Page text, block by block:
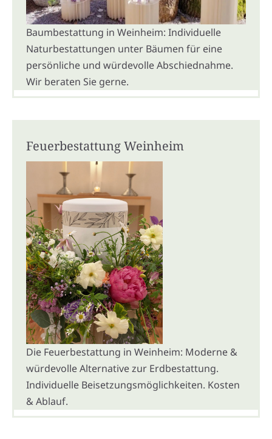
Baumbestattung in Weinheim: Individuelle
Naturbestattungen unter Bäumen für eine
persönliche und würdevolle Abschiednahme.
Wir beraten Sie gerne.
Feuerbestattung Weinheim
Die Feuerbestattung in Weinheim: Moderne &
würdevolle Alternative zur Erdbestattung.
Individuelle Beisetzungsmöglichkeiten. Kosten
& Ablauf.